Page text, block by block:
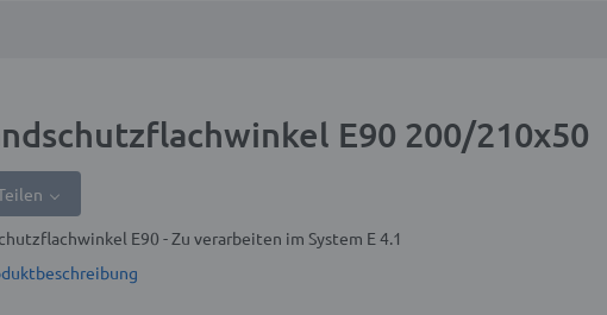
E90 200/210x50
E90 - Zu verarbeiten im System E 4.1